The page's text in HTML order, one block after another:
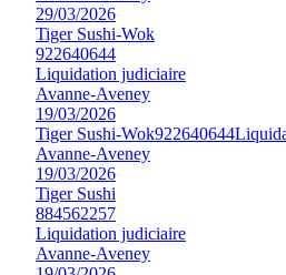
29/03/2026
Tiger Sushi-Wok
922640644
Liquidation judiciaire
Avanne-Aveney
19/03/2026
Tiger Sushi-Wok922640644
Avanne-Aveney
19/03/2026
Tiger Sushi
884562257
Liquidation judiciaire
Avanne-Aveney